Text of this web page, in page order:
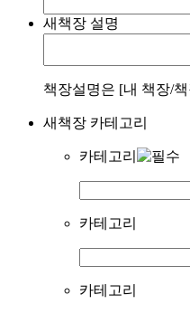
새책장 설명
책장설명은 [내 책장/
새책장 카테고리
카테고리
카테고리
카테고리